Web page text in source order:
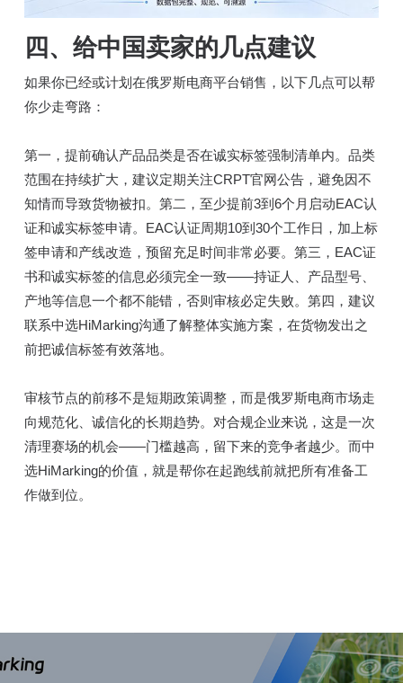
四、给中国卖家的几点建议
如果你已经或计划在俄罗斯电商平台销售，以下几点可以帮
你少走弯路：
第一，提前确认产品品类是否在诚实标签强制清单内。品类
范围在持续扩大，建议定期关注CRPT官网公告，避免因不
知情而导致货物被扣。第二，至少提前3到6个月启动EAC认
证和诚实标签申请。EAC认证周期10到30个工作日，加上标
签申请和产线改造，预留充足时间非常必要。第三，EAC证
书和诚实标签的信息必须完全一致——持证人、产品型号、
产地等信息一个都不能错，否则审核必定失败。第四，建议
联系中选HiMarking沟通了解整体实施方案，在货物发出之
前把诚信标签有效落地。
审核节点的前移不是短期政策调整，而是俄罗斯电商市场走
向规范化、诚信化的长期趋势。对合规企业来说，这是一次
清理赛场的机会——门槛越高，留下来的竞争者越少。而中
选HiMarking的价值，就是帮你在起跑线前就把所有准备工
作做到位。